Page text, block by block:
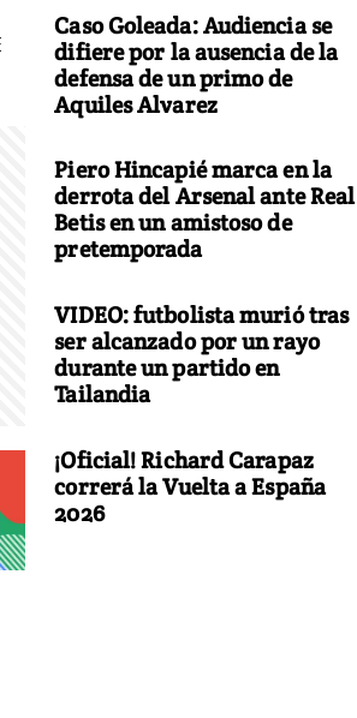
Caso Goleada: Audiencia se
difiere por la ausencia de la
defensa de un primo de
Aquiles Alvarez
Piero Hincapié marca en la
derrota del Arsenal ante Real
Betis en un amistoso de
pretemporada
VIDEO: futbolista murió tras
ser alcanzado por un rayo
durante un partido en
Tailandia
¡Oficial! Richard Carapaz
correrá la Vuelta a España
2026